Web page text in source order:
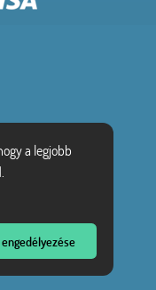
a legjobb